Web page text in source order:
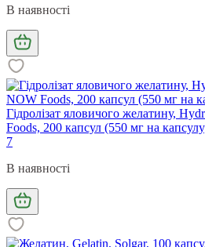
В наявності
Гідролізат яловичого желатину,
Foods, 200 капсул (550 мг на
7
В наявності